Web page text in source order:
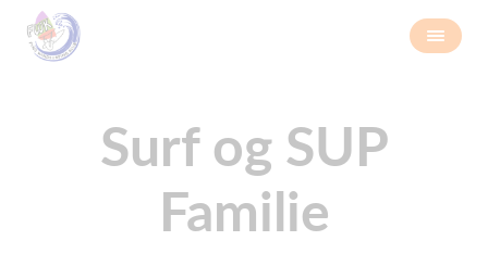
Surf og SUP
Familie